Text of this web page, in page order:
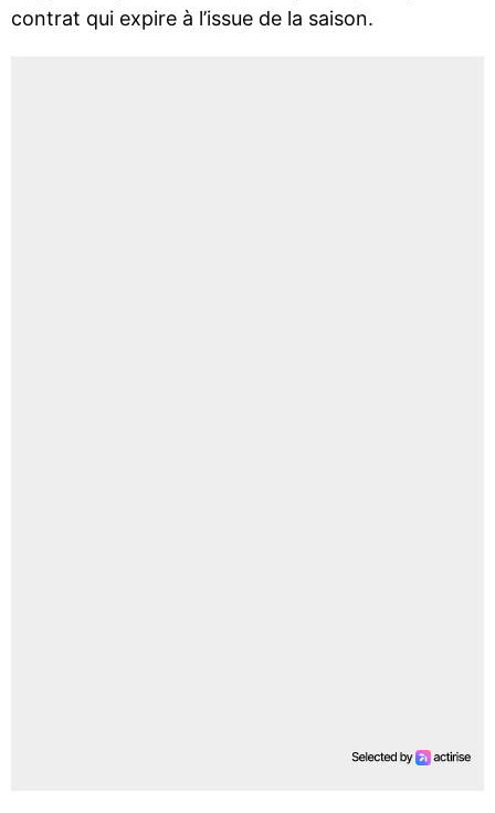
contrat qui expire à l’issue de la saison.